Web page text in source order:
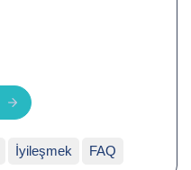
İyileşmek FAQ